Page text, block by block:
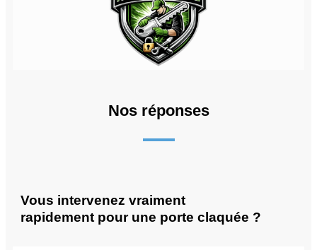
Nos réponses
Vous intervenez vraiment
rapidement pour une porte claquée ?